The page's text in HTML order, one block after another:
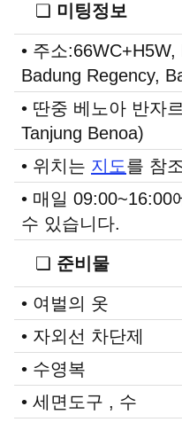
❏ 미팅정보
• 주소
Badung Regency,
• 딴중 베노아 반자
Tanjung Benoa)
• 위치는 지도를 참
• 매일 09:00~16:00
수 있습니다.
❏ 준비물
• 여벌의 옷
• 자외선 차단제
• 수영복
• 세면도구 , 수